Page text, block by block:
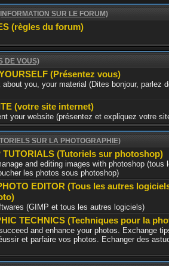
SUR LE FORUM)
(règles du forum)
DE VOUS)
(Présentez vous)
you, your material (Dites bonjour, parlez
(votre site internet)
your website (présentez et expliquez votre
SUR LA PHOTOGRAPHIE)
TUTORIALS (Tutoriels sur photoshop)
and editing images with photoshop (tous
les photos sous photoshop)
EDITOR (Tous les autres
(GIMP et tous les autres logiciels)
TECHNICS (Techniques pour la
and enhance your photos. Exchange
et parfaire vos photos. Echanger des